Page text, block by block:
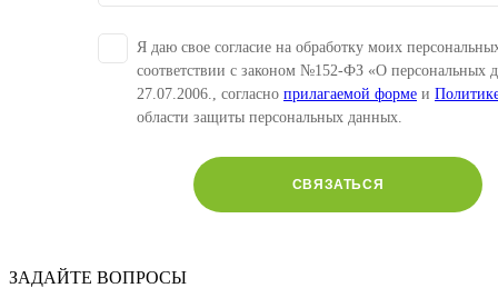
Я даю свое согласие на обработку моих
соответствии с законом №152-ФЗ «О персональных
27.07.2006., согласно прилагаемой форме и
области защиты персональных данных.
СВЯЗАТЬСЯ
ЗАДАЙТЕ ВОПРОСЫ